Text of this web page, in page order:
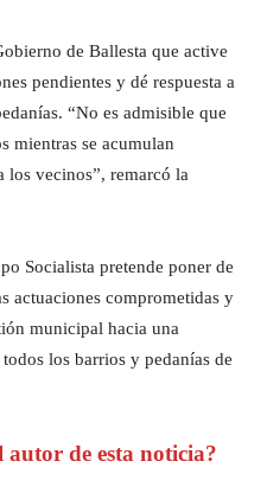
de Ballesta que active
pendientes y dé respuesta a
“No es admisible que
mientras se acumulan
los vecinos”, remarcó la
Socialista pretende poner de
actuaciones comprometidas y
municipal hacia una
los barrios y pedanías de
autor de esta noticia?